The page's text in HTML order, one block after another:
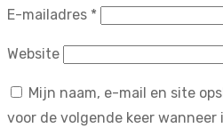
E-mailadres *
Website
Mijn naam, e-mail en site
voor de volgende keer wanneer